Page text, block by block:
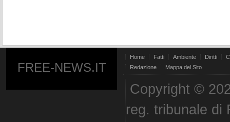
FREE-NEWS.IT
Home Fatti Ambiente Diritti
Redazione
Mappa del Sito
Copyright ©
reg. tribunale di